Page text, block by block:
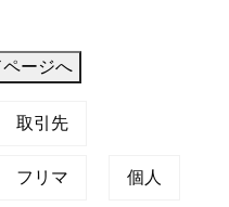
ージへ
取引先
フリマ 個人